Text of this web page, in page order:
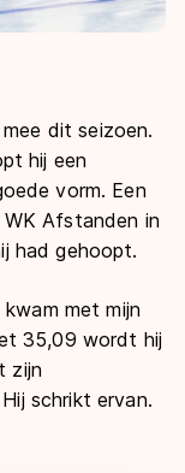
dit seizoen.
hij een
vorm. Een
Afstanden in
had gehoopt.
met mijn
35,09 wordt hij
zijn
schrikt ervan.